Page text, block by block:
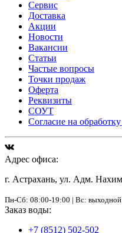
Сервис
Доставка
Акции
Новости
Вакансии
Статьи
Частые вопросы
Точки продаж
Оферта
Реквизиты
СОУТ
Согласие на
Адрес офиса:
г. Астрахань, ул. Адм.
Пн-Сб: 08:00-19:00 | Вс: выходной
Заказ воды:
+7 (8512) 502-502